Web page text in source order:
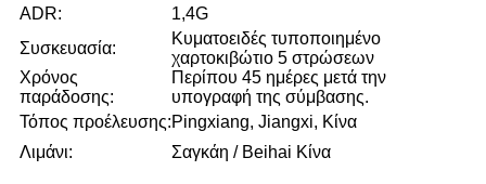
ADR:
1,4G
Συσκευασία:
Κυματοειδές τυποποιημένο
χαρτοκιβώτιο 5 στρώσεων
Χρόνος
παράδοσης:
Περίπου 45 ημέρες μετά την
υπογραφή της σύμβασης.
Τόπος προέλευσης:Pingxiang, Jiangxi, Κίνα
Λιμάνι:
Σαγκάη / Beihai Κίνα